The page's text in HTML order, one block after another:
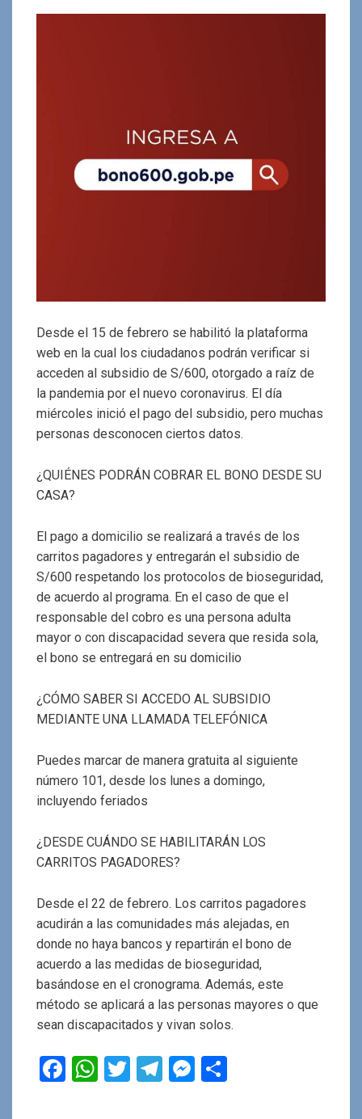
Desde el 15 de febrero se habilitó la plataforma
web en la cual los ciudadanos podrán verificar si
acceden al subsidio de S/600, otorgado a raíz de
la pandemia por el nuevo coronavirus. El día
miércoles inició el pago del subsidio, pero muchas
personas desconocen ciertos datos.
¿QUIÉNES PODRÁN COBRAR EL BONO DESDE SU
CASA?
El pago a domicilio se realizará a través de los
carritos pagadores y entregarán el subsidio de
S/600 respetando los protocolos de bioseguridad,
de acuerdo al programa. En el caso de que el
responsable del cobro es una persona adulta
mayor o con discapacidad severa que resida sola,
el bono se entregará en su domicilio
¿CÓMO SABER SI ACCEDO AL SUBSIDIO
MEDIANTE UNA LLAMADA TELEFÓNICA
Puedes marcar de manera gratuita al siguiente
número 101, desde los lunes a domingo,
incluyendo feriados
¿DESDE CUÁNDO SE HABILITARÁN LOS
CARRITOS PAGADORES?
Desde el 22 de febrero. Los carritos pagadores
acudirán a las comunidades más alejadas, en
donde no haya bancos y repartirán el bono de
acuerdo a las medidas de bioseguridad,
basándose en el cronograma. Además, este
método se aplicará a las personas mayores o que
sean discapacitados y vivan solos.
F
W
T
T
M